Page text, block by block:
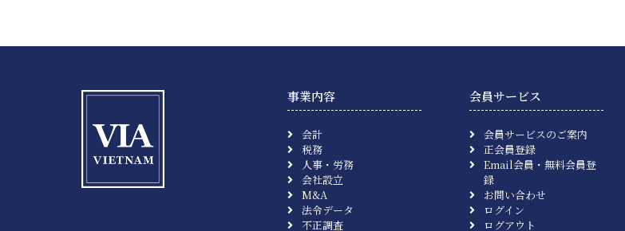
事業内容
会計
税務
人事・労務
会社設立
M&A
法令データ
不正調査
会員サービス
会員サービスのご案内
正会員登録
Email会員・無料会員登
録
お問い合わせ
ログイン
ログアウト